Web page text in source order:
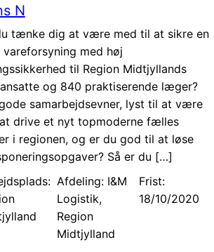
N
tænke dig at være med til at sikre en
med høj
til Region Midtjyllands
og 840 praktiserende læger?
samarbejdsevner, lyst til at være
drive et nyt topmoderne fælles
i regionen, og er du god til at løse
Så er du […]
Afdeling: I&M
Logistik,
Region
Midtjylland
Frist:
18/10/2020